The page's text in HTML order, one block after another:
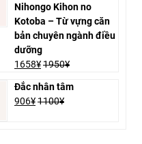
Nihongo Kihon no
Kotoba – Từ vựng căn
bản chuyên ngành điều
dưỡng
1658¥1950¥
Đắc nhân tâm
906¥1100¥